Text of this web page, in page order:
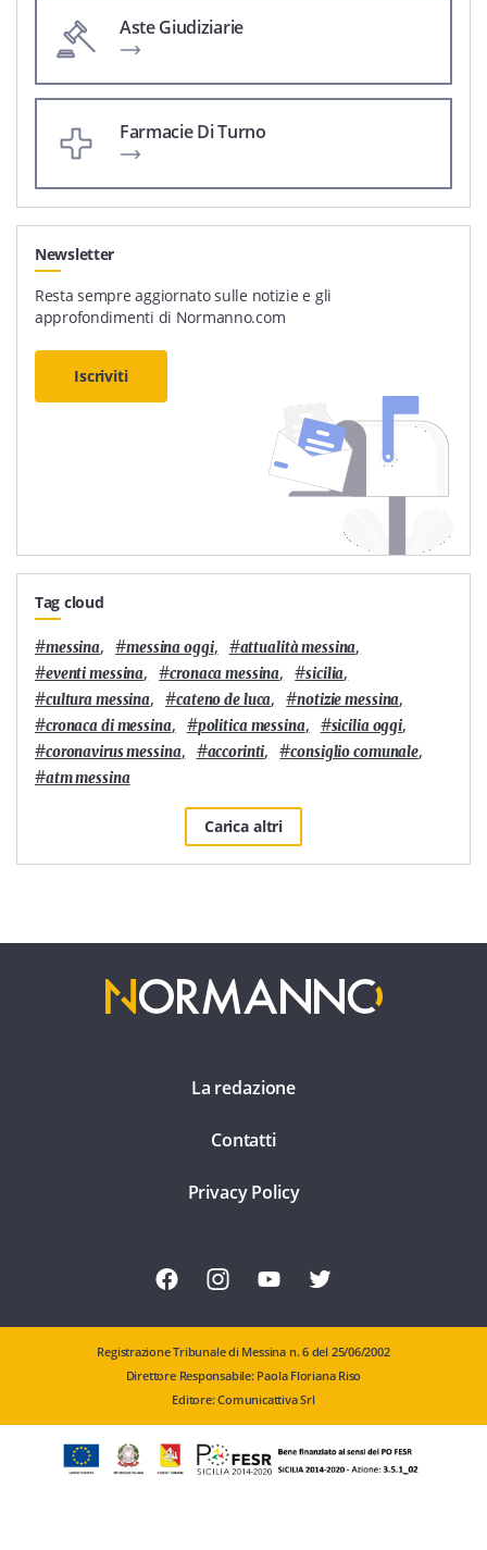
Aste Giudiziarie
Farmacie Di Turno
Newsletter
Resta sempre aggiornato sulle notizie e gli
approfondimenti di Normanno.com
Iscriviti
Tag cloud
#messina, #messina oggi, #attualità messina,
#eventi messina, #cronaca messina, #sicilia,
#cultura messina, #cateno de luca, #notizie messina,
#cronaca di messina, #politica messina, #sicilia oggi,
#coronavirus messina, #accorinti, #consiglio comunale,
#atm messina
Carica altri
La redazione
Contatti
Privacy Policy
Registrazione Tribunale di Messina n. 6 del 25/06/2002
Direttore Responsabile: Paola Floriana Riso
Editore: Comunicattiva Srl